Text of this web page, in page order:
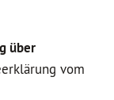
über
vom